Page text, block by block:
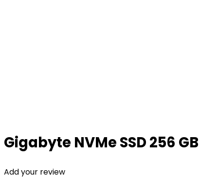
Gigabyte NVMe SSD 256 GB
Add your review